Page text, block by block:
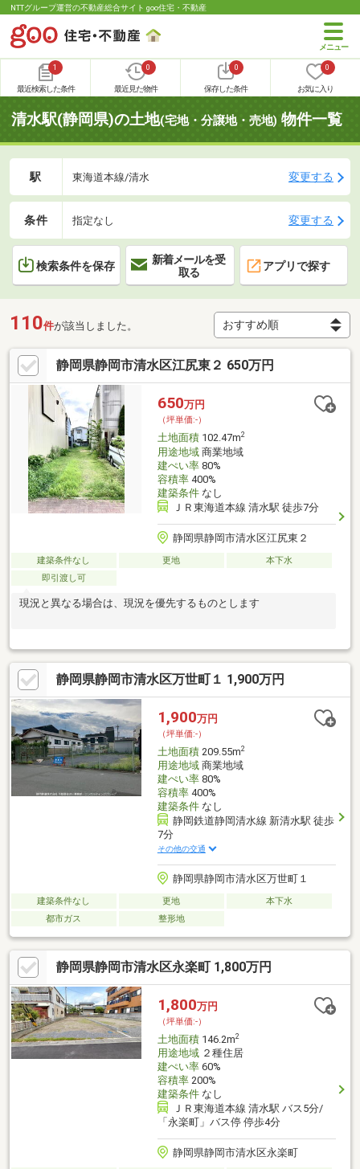
NTTグループ運営の不動産総合サイト goo住宅・不動産
1
最近検索した条件
0
最近見た物件
0
保存した条件
0
お気に入り
清水駅(静岡県)の土地(宅地・分譲地・売地) 物件一覧
駅 東海道本線/清水 変更する
条件 指定なし 変更する
検索条件を保存
新着メールを受
取る
アプリで探す
110件が該当しました。
静岡県静岡市清水区江尻東２ 650万円
650万円
（坪単価:-）
土地面積102.47m2
用途地域商業地域
建ぺい率80%
容積率400%
建築条件なし
ＪＲ東海道本線 清水駅 徒歩7分
静岡県静岡市清水区江尻東２
建築条件なし 更地
本下水
即引渡し可
現況と異なる場合は、現況を優先するものとします
静岡県静岡市清水区万世町１ 1,900万円
1,900万円
（坪単価:-）
土地面積209.55m2
用途地域商業地域
建ぺい率80%
容積率400%
建築条件なし
静岡鉄道静岡清水線 新清水駅 徒歩
7分
その他の交通
静岡県静岡市清水区万世町１
建築条件なし 更地
本下水
都市ガス
整形地
静岡県静岡市清水区永楽町 1,800万円
1,800万円
（坪単価:-）
土地面積146.2m2
用途地域２種住居
建ぺい率60%
容積率200%
建築条件なし
ＪＲ東海道本線 清水駅 バス5分/
「永楽町」バス停 停歩4分
静岡県静岡市清水区永楽町